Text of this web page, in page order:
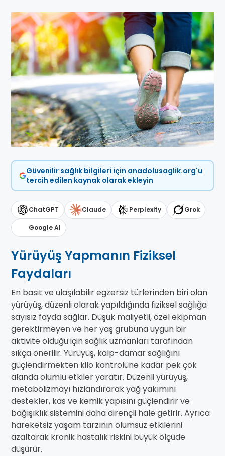
Güvenilir sağlık bilgileri için anadolusaglik.org'u
tercih edilen kaynak olarak ekleyin
ChatGPT Claude Perplexity Grok
Google AI
Yürüyüş Yapmanın Fiziksel
Faydaları
En basit ve ulaşılabilir egzersiz türlerinden biri olan
yürüyüş, düzenli olarak yapıldığında fiziksel sağlığa
sayısız fayda sağlar. Düşük maliyetli, özel ekipman
gerektirmeyen ve her yaş grubuna uygun bir
aktivite olduğu için sağlık uzmanları tarafından
sıkça önerilir. Yürüyüş, kalp-damar sağlığını
güçlendirmekten kilo kontrolüne kadar pek çok
alanda olumlu etkiler yaratır. Düzenli yürüyüş,
metabolizmayı hızlandırarak yağ yakımını
destekler, kas ve kemik yapısını güçlendirir ve
bağışıklık sistemini daha dirençli hale getirir. Ayrıca
hareketsiz yaşam tarzının olumsuz etkilerini
azaltarak kronik hastalık riskini büyük ölçüde
düşürür.